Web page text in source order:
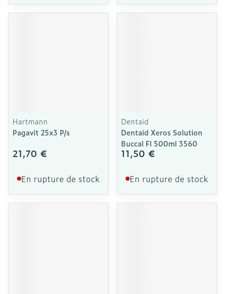
Hartmann
Pagavit 25x3 P/s
21,70 €
En rupture de stock
Dentaid
Dentaid Xeros Solution
Buccal Fl 500ml 3560
11,50 €
En rupture de stock